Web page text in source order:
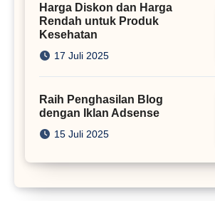
Harga Diskon dan Harga
Rendah untuk Produk
Kesehatan
17 Juli 2025
Raih Penghasilan Blog
dengan Iklan Adsense
15 Juli 2025